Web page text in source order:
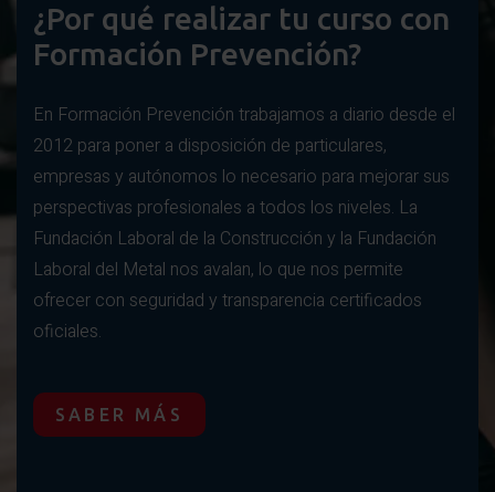
¿Por qué realizar tu curso con
Formación Prevención?
En Formación Prevención trabajamos a diario desde el
2012 para poner a disposición de particulares,
empresas y autónomos lo necesario para mejorar sus
perspectivas profesionales a todos los niveles. La
Fundación Laboral de la Construcción y la Fundación
Laboral del Metal nos avalan, lo que nos permite
ofrecer con seguridad y transparencia certificados
oficiales.
SABER MÁS